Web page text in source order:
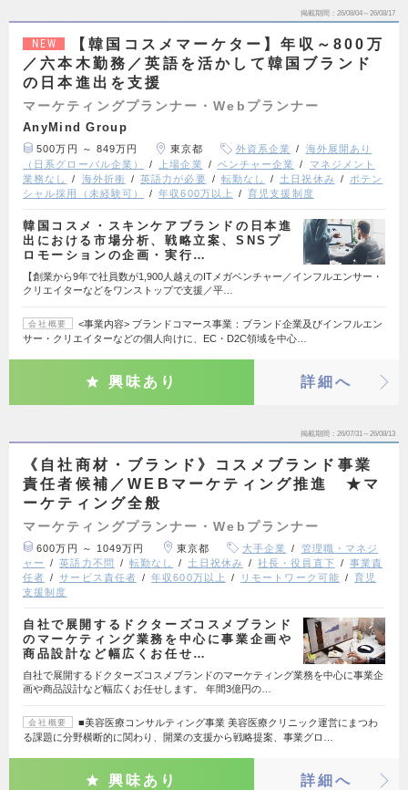
掲載期間 26/08/04～26/08/17
NEW
【韓国コスメマーケター】年収～800万
／六本木勤務／英語を活かして韓国ブランド
の日本進出を支援
マーケティングプランナー・Webプランナー
AnyMind Group
500万円 ～ 849万円 東京都 外資系企業
海外展開あり
（日系グローバル企業）
上場企業 ベンチャー企業
マネジメント
業務なし
海外折衝 英語力が必要 転勤なし 土日祝休み
ポテン
シャル採用（未経験可）
年収600万以上 育児支援制度
韓国コスメ・スキンケアブランドの日本進
出における市場分析、戦略立案、SNSプ
ロモーションの企画・実行…
【創業から9年で社員数が1,900人越えのITメガベンチャー／インフルエンサー・
クリエイターなどをワンストップで支援／平…
会社概要
<事業内容> ブランドコマース事業：ブランド企業及びインフルエン
サー・クリエイターなどの個人向けに、EC・D2C領域を中心…
興味あり 詳細へ
掲載期間 26/07/31～26/08/13
《自社商材・ブランド》コスメブランド事業
責任者候補／WEBマーケティング推進 ★マ
ーケティング全般
マーケティングプランナー・Webプランナー
600万円 ～ 1049万円 東京都 大手企業
管理職・マネジ
ャー
英語力不問 転勤なし 土日祝休み 社長・役員直下
事業責
任者
サービス責任者 年収600万以上 リモートワーク可能
育児
支援制度
自社で展開するドクターズコスメブランド
のマーケティング業務を中心に事業企画や
商品設計など幅広くお任せ…
自社で展開するドクターズコスメブランドのマーケティング業務を中心に事業企
画や商品設計など幅広くお任せします。 年間3億円の…
会社概要
■美容医療コンサルティング事業 美容医療クリニック運営にまつわ
る課題に分野横断的に関わり、開業の支援から戦略提案、事業グロ…
興味あり 詳細へ